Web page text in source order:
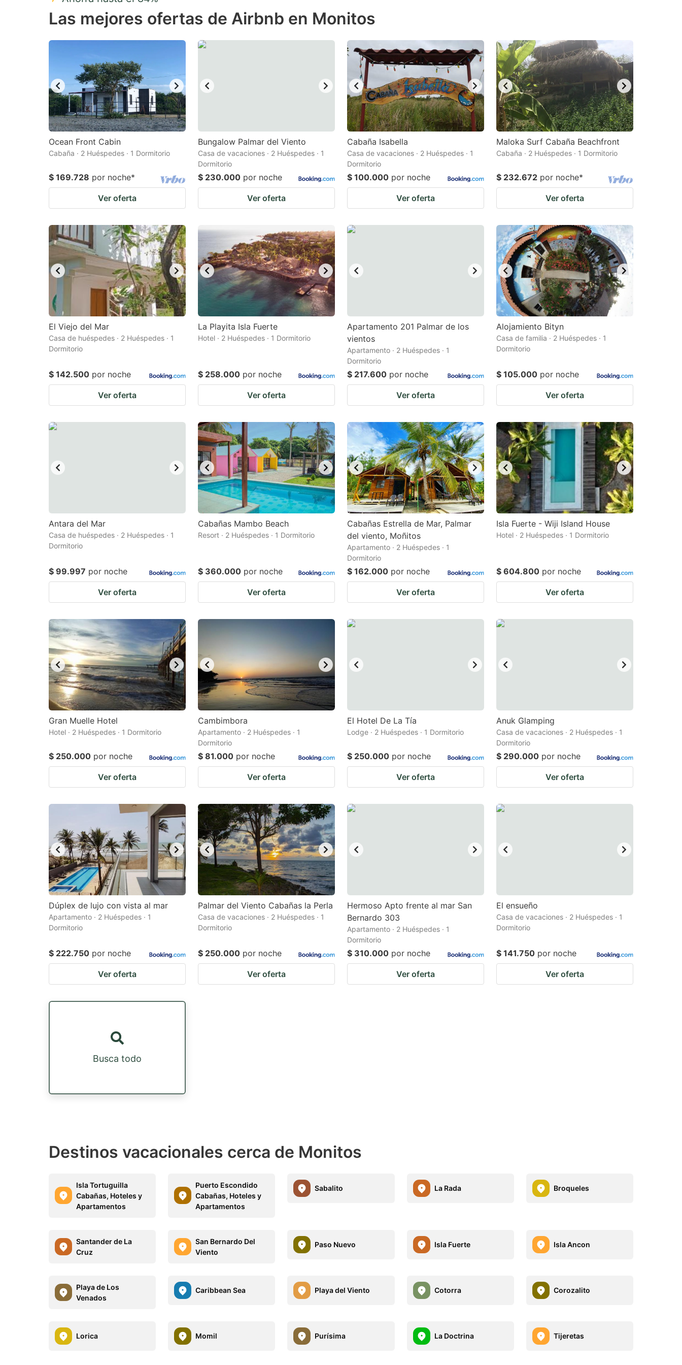
Press
the
key
to
get
the
keyboard
shortcuts
for
dates.
the
shortcuts
for
changing
dates.
Las mejores ofertas de Airbnb en Monitos
Ocean Front Cabin
Cabaña · 2 Huéspedes · 1 Dormitorio
$ 169.728 por noche*
Ver oferta
Bungalow Palmar del Viento
Casa de vacaciones · 2 Huéspedes · 1
Dormitorio
$ 230.000 por noche
Ver oferta
Cabaña Isabella
Casa de vacaciones · 2 Huéspedes · 1
Dormitorio
$ 100.000 por noche
Ver oferta
Maloka Surf Cabaña Beachfront
Cabaña · 2 Huéspedes · 1 Dormitorio
$ 232.672 por noche*
Ver oferta
El Viejo del Mar
Casa de huéspedes · 2 Huéspedes · 1
Dormitorio
$ 142.500 por noche
Ver oferta
La Playita Isla Fuerte
Hotel · 2 Huéspedes · 1 Dormitorio
$ 258.000 por noche
Ver oferta
Apartamento 201 Palmar de los
vientos
Apartamento · 2 Huéspedes · 1
Dormitorio
$ 217.600 por noche
Ver oferta
Alojamiento Bityn
Casa de familia · 2 Huéspedes · 1
Dormitorio
$ 105.000 por noche
Ver oferta
Antara del Mar
Casa de huéspedes · 2 Huéspedes · 1
Dormitorio
$ 99.997 por noche
Ver oferta
Cabañas Mambo Beach
Resort · 2 Huéspedes · 1 Dormitorio
$ 360.000 por noche
Ver oferta
Cabañas Estrella de Mar, Palmar
del viento, Moñitos
Apartamento · 2 Huéspedes · 1
Dormitorio
$ 162.000 por noche
Ver oferta
Isla Fuerte - Wiji Island House
Hotel · 2 Huéspedes · 1 Dormitorio
$ 604.800 por noche
Ver oferta
Gran Muelle Hotel
Hotel · 2 Huéspedes · 1 Dormitorio
$ 250.000 por noche
Ver oferta
Cambimbora
Apartamento · 2 Huéspedes · 1
Dormitorio
$ 81.000 por noche
Ver oferta
El Hotel De La Tía
Lodge · 2 Huéspedes · 1 Dormitorio
$ 250.000 por noche
Ver oferta
Anuk Glamping
Casa de vacaciones · 2 Huéspedes · 1
Dormitorio
$ 290.000 por noche
Ver oferta
Dúplex de lujo con vista al mar
Apartamento · 2 Huéspedes · 1
Dormitorio
$ 222.750 por noche
Ver oferta
Palmar del Viento Cabañas la Perla
Casa de vacaciones · 2 Huéspedes · 1
Dormitorio
$ 250.000 por noche
Ver oferta
Hermoso Apto frente al mar San
Bernardo 303
Apartamento · 2 Huéspedes · 1
Dormitorio
$ 310.000 por noche
Ver oferta
El ensueño
Casa de vacaciones · 2 Huéspedes · 1
Dormitorio
$ 141.750 por noche
Ver oferta
Busca todo
Destinos vacacionales cerca de Monitos
Isla Tortuguilla
Cabañas, Hoteles y
Apartamentos
Puerto Escondido
Cabañas, Hoteles y
Apartamentos
Sabalito La Rada Broqueles
Santander de La
Cruz
San Bernardo Del
Viento
Paso Nuevo Isla Fuerte Isla Ancon
Playa de Los
Venados
Caribbean Sea Playa del Viento Cotorra Corozalito
Lorica Momil Purísima La Doctrina Tijeretas